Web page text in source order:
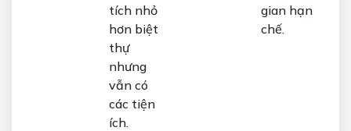
tích nhỏ
hơn biệt
thự
nhưng
vẫn có
các tiện
ích.
gian hạn
chế.